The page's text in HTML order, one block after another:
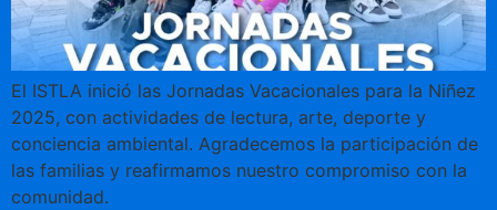
El ISTLA inició las Jornadas Vacacionales para la Niñez
2025, con actividades de lectura, arte, deporte y
conciencia ambiental. Agradecemos la participación de
las familias y reafirmamos nuestro compromiso con la
comunidad.